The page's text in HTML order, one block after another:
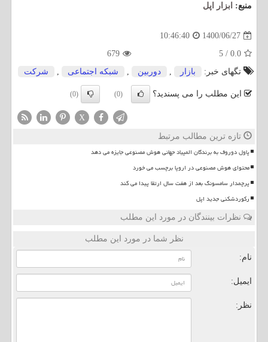
منبع: ابزار اپل
1400/06/27
10:46:40
0.0
/
5
679
تگهای خبر:
بازار , دوربین , شبكه اجتماعی , شركت
این مطلب را می پسندید؟ (0)
(0)
X
تازه ترین مطالب مرتبط
پاول دوروف به برندگان المپیاد جهانی هوش مصنوعی جایزه می دهد
محتوای هوش مصنوعی در اروپا برچسب می خورد
پرچمدار سامسونگ بعد از هفت سال ارتقا پیدا می کند
رکوردشکنی جدید اپل
نظرات بینندگان در مورد این مطلب
نظر شما در مورد این مطلب
نام:
ایمیل:
نظر: